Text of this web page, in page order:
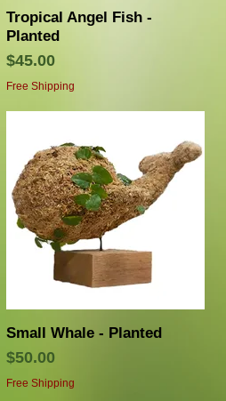
クイックビュー
Tropical Angel Fish -
Planted
価格
$45.00
Free Shipping
クイックビュー
Small Whale - Planted
価格
$50.00
Free Shipping